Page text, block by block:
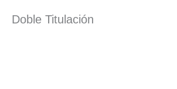
Doble Titulación